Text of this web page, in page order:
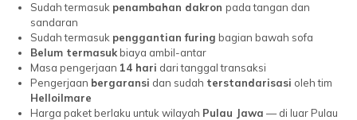
Sudah termasuk penambahan dakronpada tangan dan
sandaran
Sudah termasuk penggantian furing bagian bawah sofa
Belum termasuk biaya ambil-antar
Masa pengerjaan 14 hari dari tanggal transaksi
Pengerjaan bergaransi dan sudah terstandarisasi oleh tim
Helloilmare
Harga paket berlaku untuk wilayah Pulau Jawa — di luar Pulau